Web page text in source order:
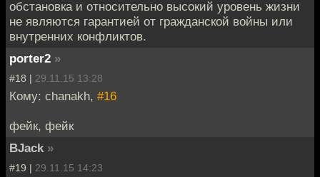
обстановка и относительно высокий уровень жизни
не являются гарантией от гражданской войны или
внутренних конфликтов.
porter2 »
#18 | 29.11.15 13:28
Кому: chanakh, #16
фейк, фейк
BJack »
#19 | 29.11.15 14:23